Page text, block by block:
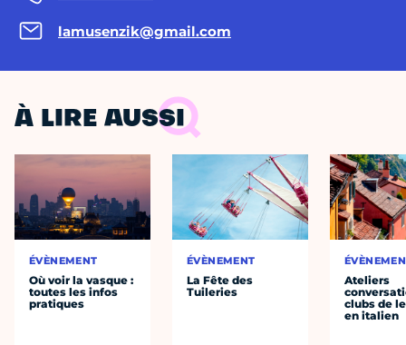
lamusenzik@gmail.com
À LIRE AUSSI
ÉVÈNEMENT
Où voir la vasque :
toutes les infos
pratiques
ÉVÈNEMENT
La Fête des
Tuileries
Ateliers
clubs de
en italien